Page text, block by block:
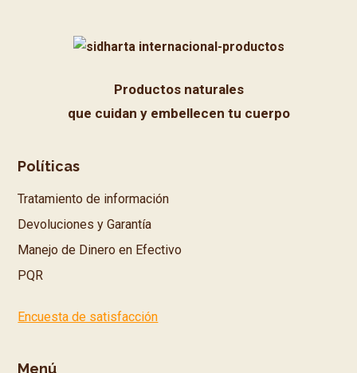
Productos naturales
que cuidan y embellecen tu cuerpo
Políticas
Tratamiento de información
Devoluciones y Garantía
Manejo de Dinero en Efectivo
PQR
Encuesta de satisfacción
Menú